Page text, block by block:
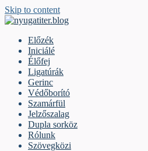
Skip to content
Előzék
Iniciálé
Élőfej
Ligatúrák
Gerinc
Védőborító
Szamárfül
Jelzőszalag
Dupla sorköz
Rólunk
Szövegközi